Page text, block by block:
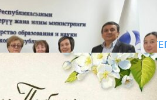
20.07.2026
Медиа
СУЗАКТА 750 ОРУНДУУ
ПАЙДАЛАНУУГА БЕРИЛЕТ
07.08.2025
Улуу Жеңиштин жандуу сөзү